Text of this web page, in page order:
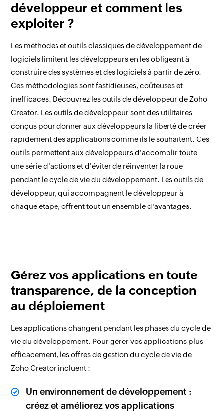
développeur et comment les
exploiter ?
Les méthodes et outils classiques de développement de
logiciels limitent les développeurs en les obligeant à
construire des systèmes et des logiciels à partir de zéro.
Ces méthodologies sont fastidieuses, coûteuses et
inefficaces. Découvrez les outils de développeur de Zoho
Creator. Les outils de développeur sont des utilitaires
conçus pour donner aux développeurs la liberté de créer
rapidement des applications comme ils le souhaitent. Ces
outils permettent aux développeurs d'accomplir toute
une série d'actions et d'éviter de réinventer la roue
pendant le cycle de vie du développement. Les outils de
développeur, qui accompagnent le développeur à
chaque étape, offrent tout un ensemble d'avantages.
Gérez vos applications en toute
transparence, de la conception
au déploiement
Les applications changent pendant les phases du cycle de
vie du développement. Pour gérer vos applications plus
efficacement, les offres de gestion du cycle de vie de
Zoho Creator incluent :
Un environnement de développement :
créez et améliorez vos applications